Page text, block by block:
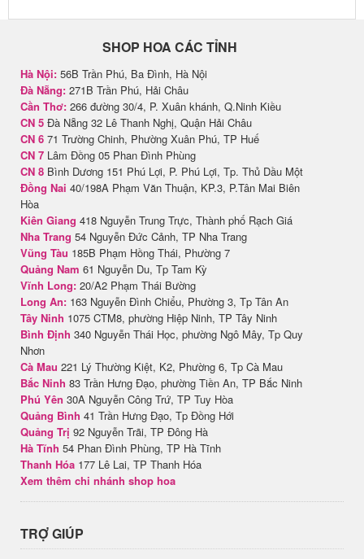
SHOP HOA CÁC TỈNH
Hà Nội: 56B Trần Phú, Ba Đình, Hà Nội
Đà Nẵng: 271B Trần Phú, Hải Châu
Cần Thơ: 266 đường 30/4, P. Xuân khánh, Q.Ninh Kiều
CN 5 Đà Nẵng 32 Lê Thanh Nghị, Quận Hải Châu
CN 6 71 Trường Chinh, Phường Xuân Phú, TP Huế
CN 7 Lâm Đồng 05 Phan Đình Phùng
CN 8 Bình Dương 151 Phú Lợi, P. Phú Lợi, Tp. Thủ Dầu Một
Đồng Nai 40/198A Phạm Văn Thuận, KP.3, P.Tân Mai Biên
Hòa
Kiên Giang 418 Nguyễn Trung Trực, Thành phố Rạch Giá
Nha Trang 54 Nguyễn Đức Cảnh, TP Nha Trang
Vũng Tàu 185B Phạm Hồng Thái, Phường 7
Quảng Nam 61 Nguyễn Du, Tp Tam Kỳ
Vĩnh Long: 20/A2 Phạm Thái Bường
Long An: 163 Nguyễn Đình Chiểu, Phường 3, Tp Tân An
Tây Ninh 1075 CTM8, phường Hiệp Ninh, TP Tây Ninh
Bình Định 340 Nguyễn Thái Học, phường Ngô Mây, Tp Quy
Nhơn
Cà Mau 221 Lý Thường Kiệt, K2, Phường 6, Tp Cà Mau
Bắc Ninh 83 Trần Hưng Đạo, phường Tiền An, TP Bắc Ninh
Phú Yên 30A Nguyễn Công Trứ, TP Tuy Hòa
Quảng Bình 41 Trần Hưng Đạo, Tp Đồng Hới
Quảng Trị 92 Nguyễn Trãi, TP Đông Hà
Hà Tĩnh 54 Phan Đình Phùng, TP Hà Tĩnh
Thanh Hóa 177 Lê Lai, TP Thanh Hóa
Xem thêm chi nhánh shop hoa
TRỢ GIÚP